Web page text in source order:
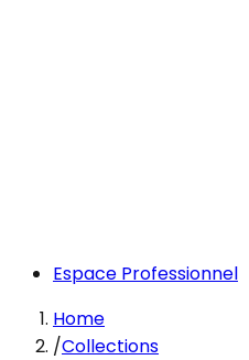
Espace Professionnel
Home
/Collections